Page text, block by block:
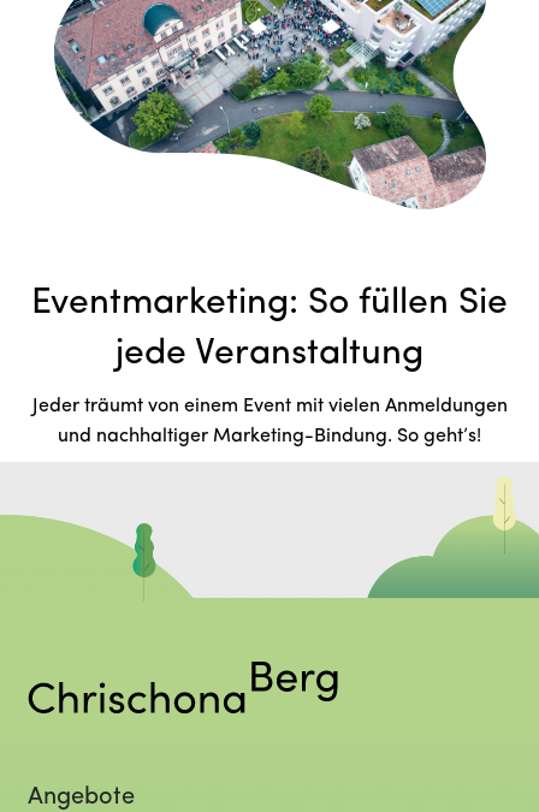
Eventmarketing: So füllen Sie
jede Veranstaltung
Jeder träumt von einem Event mit vielen Anmeldungen
und nachhaltiger Marketing-Bindung. So geht’s!
Angebote